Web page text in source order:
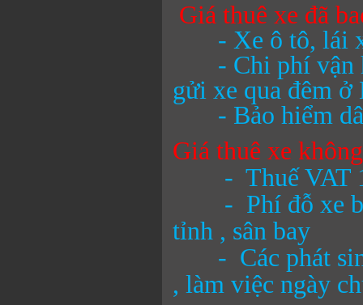
Giá thuê xe đã
- Xe ô tô, lái
- Chi phí vận
gửi xe qua đêm ở
- Bảo hiểm
Giá thuê xe
- Thuế VAT
- Phí đỗ xe
tỉnh , sân bay
- Các phát
, làm việc ngày